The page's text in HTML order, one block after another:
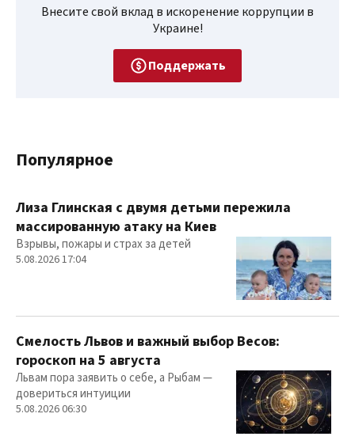
Внесите свой вклад в искоренение коррупции в
Украине!
Поддержать
Популярное
Лиза Глинская с двумя детьми пережила
массированную атаку на Киев
Взрывы, пожары и страх за детей
5.08.2026 17:04
Смелость Львов и важный выбор Весов:
гороскоп на 5 августа
Львам пора заявить о себе, а Рыбам —
довериться интуиции
5.08.2026 06:30